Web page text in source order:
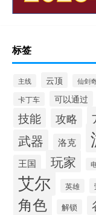
标签
主线 云顶 仙剑
卡丁车 可以通过
技能 攻略
武器 洛克
王国 玩家
艾尔 英雄
角色 解锁